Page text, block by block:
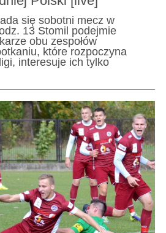
się sobotni mecz w
13 Stomil podejmie
obu zespołów
które rozpoczyna
interesuje ich tylko